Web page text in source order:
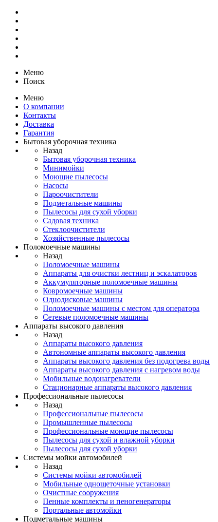
Меню
Поиск
Меню
О компании
Контакты
Доставка
Гарантия
Бытовая уборочная техника
Назад
Бытовая уборочная техника
Минимойки
Моющие пылесосы
Насосы
Пароочистители
Подметальные машины
Пылесосы для сухой уборки
Садовая техника
Стеклоочистители
Хозяйственные пылесосы
Поломоечные машины
Назад
Поломоечные машины
Аппараты для очистки лестниц и эскалаторов
Аккумуляторные поломоечные машины
Ковромоечные машины
Однодисковые машины
Поломоечные машины с местом для оператора
Сетевые поломоечные машины
Аппараты высокого давления
Назад
Аппараты высокого давления
Автономные аппараты высокого давления
Аппараты высокого давления без подогрева воды
Аппараты высокого давления с нагревом воды
Мобильные водонагреватели
Стационарные аппараты высокого давления
Профессиональные пылесосы
Назад
Профессиональные пылесосы
Промышленные пылесосы
Профессиональные моющие пылесосы
Пылесосы для сухой и влажной уборки
Пылесосы для сухой уборки
Системы мойки автомобилей
Назад
Системы мойки автомобилей
Мобильные однощеточные установки
Очистные сооружения
Пенные комплекты и пеногенераторы
Портальные автомойки
Подметальные машины